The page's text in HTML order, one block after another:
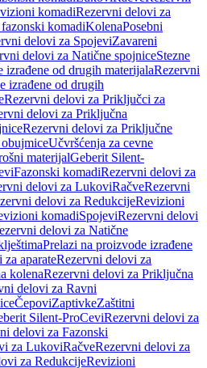
komadiRezervni delovi za
komadiKolenaPosebni
delovi za SpojeviZavareni
delovi za Natične spojniceStezne
izrađene od drugih materijalaRezervni
izrađene od drugih
Rezervni delovi za Priključci za
delovi za Priključna
Rezervni delovi za Priključne
Učvršćenja za cevne
materijalGeberit Silent-
Fazonski komadiRezervni delovi za
delovi za LukoviRačveRezervni
delovi za RedukcijeRevizioni
komadiSpojeviRezervni delovi
delovi za Natične
Prelazi na proizvode izrađene
aparateRezervni delovi za
kolenaRezervni delovi za Priključna
delovi za Ravni
ČepoviZaptivkeZaštitni
Silent-ProCeviRezervni delovi za
delovi za Fazonski
za LukoviRačveRezervni delovi za
za RedukcijeRevizioni